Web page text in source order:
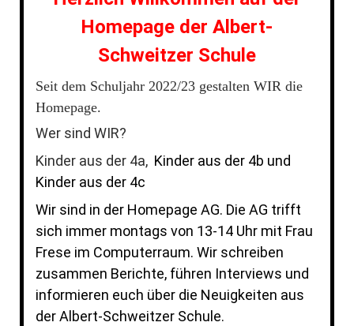
Homepage der Albert-
Schweitzer Schule
Seit dem Schuljahr 2022/23 gestalten WIR die
Homepage.
Wer sind WIR?
Kinder aus der 4a, Kinder aus der 4b und
Kinder aus der 4c
Wir sind in der Homepage AG. Die AG trifft
sich immer montags von 13-14 Uhr mit Frau
Frese im Computerraum. Wir schreiben
zusammen Berichte, führen Interviews und
informieren euch über die Neuigkeiten aus
der Albert-Schweitzer Schule.